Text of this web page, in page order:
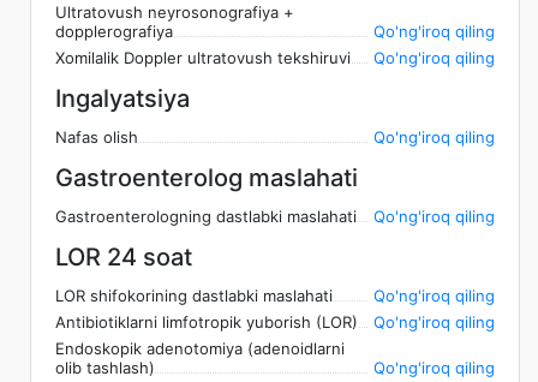
Ultratovush neyrosonografiya +
dopplerografiya
Qo'ng'iroq qiling
Xomilalik Doppler ultratovush tekshiruvi
Qo'ng'iroq qiling
Ingalyatsiya
Nafas olish Qo'ng'iroq qiling
Gastroenterolog maslahati
Gastroenterologning dastlabki maslahati Qo'ng'iroq qiling
LOR 24 soat
LOR shifokorining dastlabki maslahati
Qo'ng'iroq qiling
Antibiotiklarni limfotropik yuborish (LOR)
Qo'ng'iroq qiling
Endoskopik adenotomiya (adenoidlarni
olib tashlash)
Qo'ng'iroq qiling